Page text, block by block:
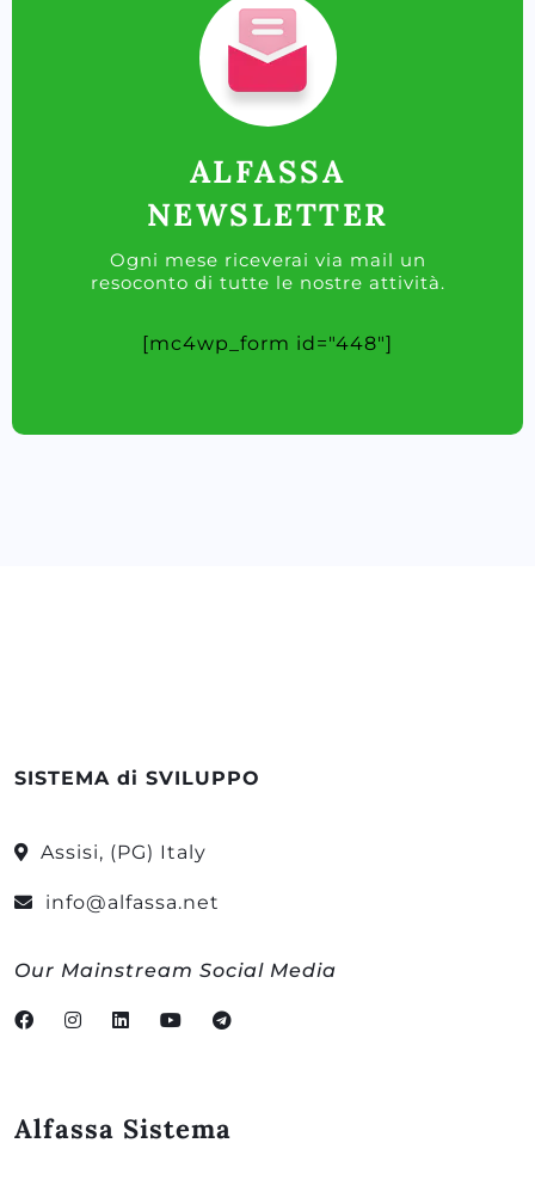
ALFASSA
NEWSLETTER
Ogni mese riceverai via mail un
resoconto di tutte le nostre attività.
[mc4wp_form id="448"]
SISTEMA di SVILUPPO
Assisi, (PG) Italy
info@alfassa.net
Our Mainstream Social Media
Alfassa Sistema